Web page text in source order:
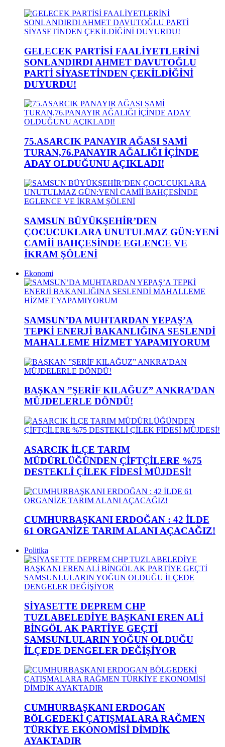
GELECEK PARTİSİ FAALİYETLERİNİ
SONLANDIRDI AHMET DAVUTOĞLU
PARTİ SİYASETİNDEN ÇEKİLDİĞİNİ
DUYURDU!
75.ASARCIK PANAYIR AĞASI SAMİ
TURAN,76.PANAYIR AĞALIĞI İÇİNDE
ADAY OLDUĞUNU AÇIKLADI!
SAMSUN BÜYÜKŞEHİR’DEN
ÇOCUCUKLARA UNUTULMAZ GÜN:YENİ
CAMİİ BAHÇESİNDE EGLENCE VE
İKRAM ŞÖLENİ
Ekonomi
SAMSUN’DA MUHTARDAN YEPAŞ’A
TEPKİ ENERJİ BAKANLIĞINA SESLENDİ
MAHALLEME HİZMET YAPAMIYORUM
BAŞKAN ”ŞERİF KILAĞUZ” ANKRA’DAN
MÜJDELERLE DÖNDÜ!
ASARCIK İLÇE TARIM
MÜDÜRLÜĞÜNDEN ÇİFTÇİLERE %75
DESTEKLİ ÇİLEK FİDESİ MÜJDESİ!
CUMHURBAŞKANI ERDOĞAN : 42 İLDE
61 ORGANİZE TARIM ALANI AÇACAĞIZ!
Politika
SİYASETTE DEPREM CHP
TUZLABELEDİYE BAŞKANI EREN ALİ
BİNGÖL AK PARTİYE GEÇTİ
SAMSUNLULARIN YOĞUN OLDUĞU
İLÇEDE DENGELER DEĞİŞİYOR
CUMHURBAŞKANI ERDOGAN
BÖLGEDEKİ ÇATIŞMALARA RAĞMEN
TÜRKİYE EKONOMİSİ DİMDİK
AYAKTADIR